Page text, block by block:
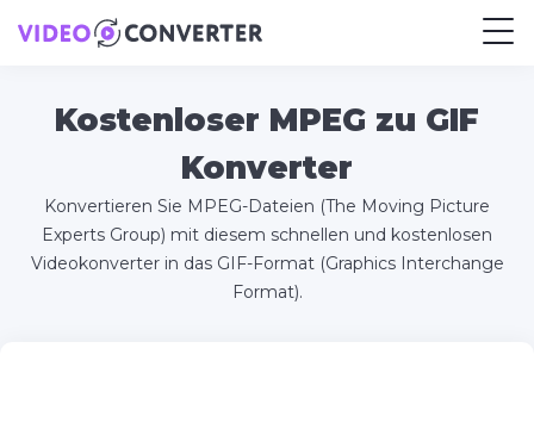
Kostenloser MPEG zu GIF
Konverter
Konvertieren Sie MPEG-Dateien (The Moving Picture
Experts Group) mit diesem schnellen und kostenlosen
Videokonverter in das GIF-Format (Graphics Interchange
Format).